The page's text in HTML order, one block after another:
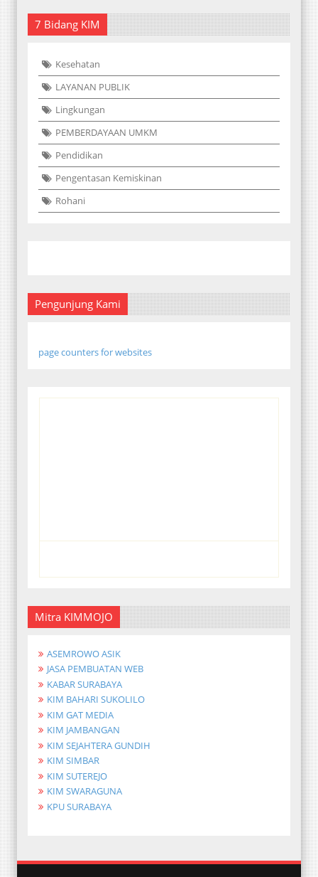
7 Bidang KIM
Kesehatan
LAYANAN PUBLIK
Lingkungan
PEMBERDAYAAN UMKM
Pendidikan
Pengentasan Kemiskinan
Rohani
Pengunjung Kami
page counters for websites
Mitra KIMMOJO
ASEMROWO ASIK
JASA PEMBUATAN WEB
KABAR SURABAYA
KIM BAHARI SUKOLILO
KIM GAT MEDIA
KIM JAMBANGAN
KIM SEJAHTERA GUNDIH
KIM SIMBAR
KIM SUTEREJO
KIM SWARAGUNA
KPU SURABAYA